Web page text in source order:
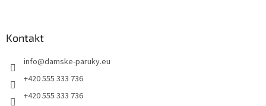
Kontakt
info@damske-paruky.eu
+420 555 333 736
+420 555 333 736